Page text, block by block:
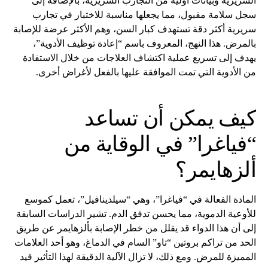
سجل سلامة مقبول، مما يجعلها مناسبة للاختبار في تجارب
سريرية أكثر دقة تستهدف كبار السن، وهم الأكثر عرضة للإصابة
بالمرض. هذا النهج، المعروف باسم “إعادة توظيف الأدوية”،
يهدف إلى تسريع عملية اكتشاف العلاجات من خلال الاستفادة
من الأدوية التي تمت الموافقة عليها بالفعل لأغراض أخرى.
كيف يمكن أن تساعد
“فياغرا” في الوقاية من
ألزهايمر؟
المادة الفعالة في “فياغرا”، وهي “سيلدينافيل”، تعمل كموسع
للأوعية الدموية، مما يحسن تدفق الدم. تشير الدراسات السابقة
إلى أن هذا الدواء قد يقلل من خطر الإصابة بألزهايمر عن طريق
الحد من تراكم بروتين “تاو” السام في الدماغ، وهو أحد العلامات
المميزة للمرض. ومع ذلك، لا تزال الآلية الدقيقة لهذا التأثير قيد